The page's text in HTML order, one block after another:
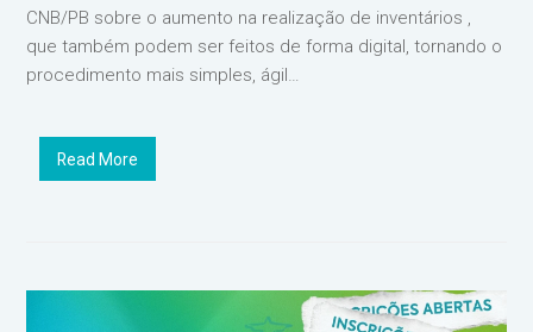
CNB/PB sobre o aumento na realização de inventários ,
que também podem ser feitos de forma digital, tornando o
procedimento mais simples, ágil…
Read More